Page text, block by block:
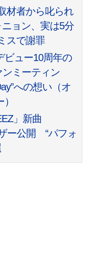
材者から叱られ
ョン、実は5分
スで謝罪
ビュー10周年の
ミーティン
への想い（オ
」新曲
ザー公開 “パフォ